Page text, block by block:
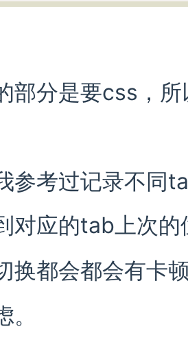
item>
item>
部分是要css，
参考过记录不同
对应的tab上次的
换都会都会有卡